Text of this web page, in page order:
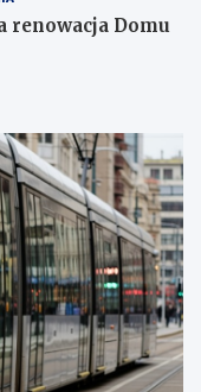
renowacja Domu